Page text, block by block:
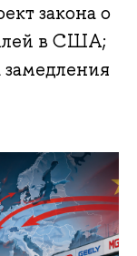
закона о
в США;
замедления